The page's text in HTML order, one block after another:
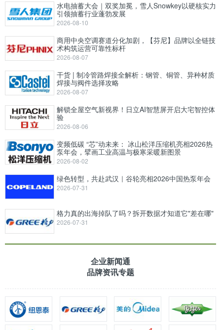
水电抽蓄大会｜双奖加冕，雪人Snowkey以硬核实力
引领抽蓄行业蓬勃发展
2026-08-10
商用中央空调赛道分化加剧，【芬尼】品牌以全链技
术构筑运营可靠性标杆
2026-08-07
干货 | 制冷管路焊接全解析：钢管、铜管、异种材质
焊接与阀件选择攻略
2026-08-07
解锁全屋空气新视界！日立AI智慧屏开启大宅智控体
验
2026-08-06
变频低碳 “芯”动未来： 冰山松洋压缩机亮相2026热
泵年会，擘画工业高温与极寒采暖新图景
2026-08-02
绿色转型，共赴武汉｜谷轮亮相2026中国热泵年会
2026-07-31
格力真的出海掉队了吗？拆开数据才知道它"差在哪"
2026-07-31
企业新闻通
品牌资讯专题